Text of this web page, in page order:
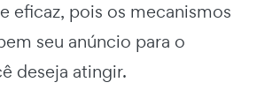
eficaz, pois os mecanismos
seu anúncio para o
deseja atingir.